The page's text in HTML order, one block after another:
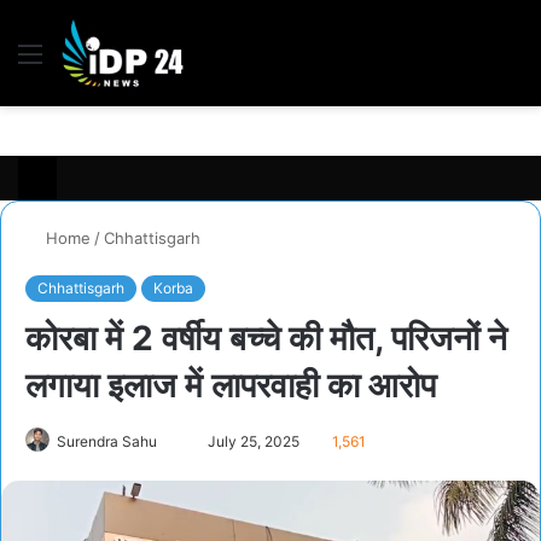
Menu
Home /Chhattisgarh
Chhattisgarh Korba
कोरबा में 2 वर्षीय बच्चे की मौत, परिजनों ने
लगाया इलाज में लापरवाही का आरोप
Surendra Sahu July 25, 2025 1,561